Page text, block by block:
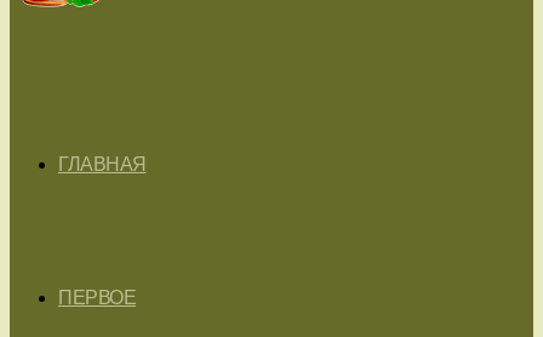
ГЛАВНАЯ
ПЕРВОЕ